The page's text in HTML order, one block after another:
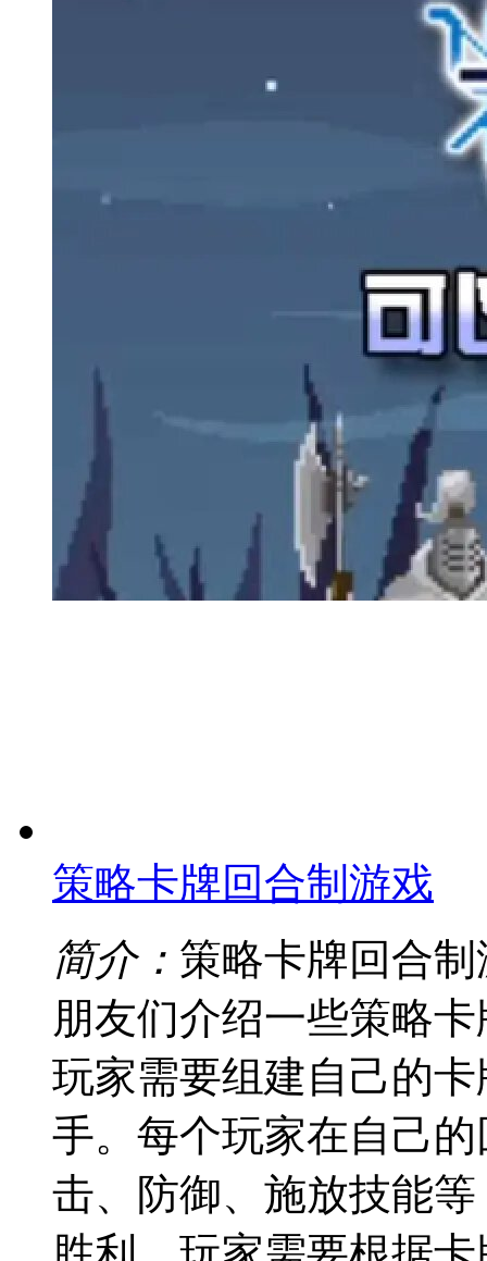
策略卡牌回合制游戏
简介： 策略卡牌回合
朋友们介绍一些策略
玩家需要组建自己的
手。每个玩家在自己
击、防御、施放技能